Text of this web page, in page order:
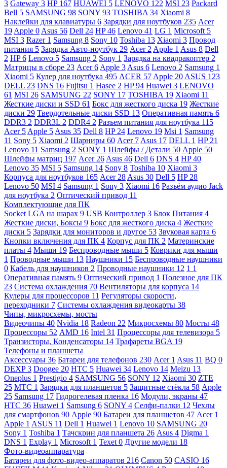
3 Gateway 3 HP 167 HUAWEI 5 LENOVO 122 MSI 23 Packard
Bell 5 SAMSUNG 98 SONY 93 TOSHIBA 34 Xiaomi 8
Наклейки для клавиатуры 6 Зарядки для ноутбуков 235 Acer
19 Apple 0 Asus 56 Dell 24 HP46 Lenovo 41 LG 1 Microsoft 5
MSI 3 Razer 1 Samsung 8 Sony 10 Toshiba 13 Xiaomi 3 Провод
питания 5 Зарядка Авто-ноутбук 29 Acer 2 Apple 1 Asus 8 Dell
2 HP6 Lenovo 5 Samsung 2 Sony 1 Зарядка на квадракоптер 2
Матрицы в сборе 23 Acer6 Apple 3 Asus 6 Lenovo 2 Samsung 1
Xiaomi 5 Кулер для ноутбука 495 ACER 57 Apple 20 ASUS 123
DELL 23 DNS 16 Fujitsu 1 Hasee 2 HP94 Huawei 3 LENOVO
61 MSI 26 SAMSUNG 22 SONY 17 TOSHIBA 19 Xiaomi 11
Жесткие диски и SSD 61 Бокс для жесткого диска 19 Жесткие
диски 29 Твердотельные диски SSD 13 Оперативная память 6
DDR3 2 DDR3L 2 DDR4 2 Разъем питания для ноутбука 115
Acer 5 Apple 5 Asus 35 Dell 8 HP 24 Lenovo 19 Msi 1 Samsung
11 Sony 5 Xiaomi 2 Шарниры 60 Acer 7 Asus 17 DELL 1 HP 21
Lenovo 11 Samsung 2 SONY 1 Шлейфы / Детали 50 Apple 50
Шлейфы матриц 197 Acer 26 Asus 46 Dell 6 DNS 4 HP40
Lenovo 35 MSI 5 Samsung 14 Sony 8 Toshiba 10 Xiaomi 3
Корпуса для ноутбуков 165 Acer 28 Asus 30 Dell 5 HP 28
Lenovo 50 MSI 4 Samsung 1 Sony 3 Xiaomi 16 Разъём аудио Jack
для ноутбука 2 Оптический привод 11
Комплектующие для ПК
Socket LGA на шарах 9 USB Контроллер 3 Блок Питания 4
Жесткие диски, Боксы 9 Бокс для жесткого диска 4 Жесткие
диски 5 Зарядки для мониторов и другое 53 Звуковая карта 6
Кнопки включения для ПК 4 Корпус для ПК 2 Материнские
платы 4 Мыши 19 Беспроводные мыши 5 Коврики для мыши
1 Проводные мыши 13 Наушники 15 Беспроводные наушники
0 Кабель для наушников 2 Проводные наушники 12 1 1
Оперативная память 9 Оптический привод 1 Полезное для ПК
23 Система охлаждения 70 Вентиляторы для корпуса 14
Кулеры для процессоров 11 Регуляторы скорости,
переходники 7 Системы охлаждения видеокарты 38
Чипы, микросхемы, мосты
Видеочипы 40 Nvidia 18 Radeon 22 Микросхемы 80 Мосты 48
Процессоры 52 AMD 16 Intel 31 Процессоры для телевизора 5
Транзисторы, Конденсаторы 14 Трафареты BGA 19
Телефоны и планшеты
Аксессуары 36 Батареи для телефонов 230 Acer 1 Asus 11 BQ 0
DEXP3 Doogee 20 HTC 5 Huawei 34 Lenovo 14 Meizu 13
Oneplus 1 Prestigio 4 SAMSUNG 56 SONY 12 Xiaomi 30 ZTE
25 МТС 1 Зарядки для планшетов 5 Защитные стёкла 58 Apple
25 Samsung 17 Гидрогелевая пленка 16 Модули, экраны 47
HTC 36 Huawei 1 Samsung 6 SONY 4 Селфи-палки 12 Чехлы
для смартфонов 90 Apple 90 Батареи для планшетов 47 Acer 1
Apple 1 ASUS 11 Dell 1 Huawei 1 Lenovo 10 SAMSUNG 20
Sony 1 Toshiba 1 Тачскрин для планшета 26 Asus 4 Digma 1
DNS 1 Explay 1 Microsoft 1 Texet 0 Другие модели 18
Фото-видеоаппаратура
Батареи для фото-видео-аппаратов 216 Canon 50 CASIO 16